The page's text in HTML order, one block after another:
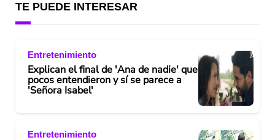
TE PUEDE INTERESAR
Entretenimiento
Explican el final de 'Ana de nadie' que
pocos entendieron y sí se parece a
'Señora Isabel'
Entretenimiento